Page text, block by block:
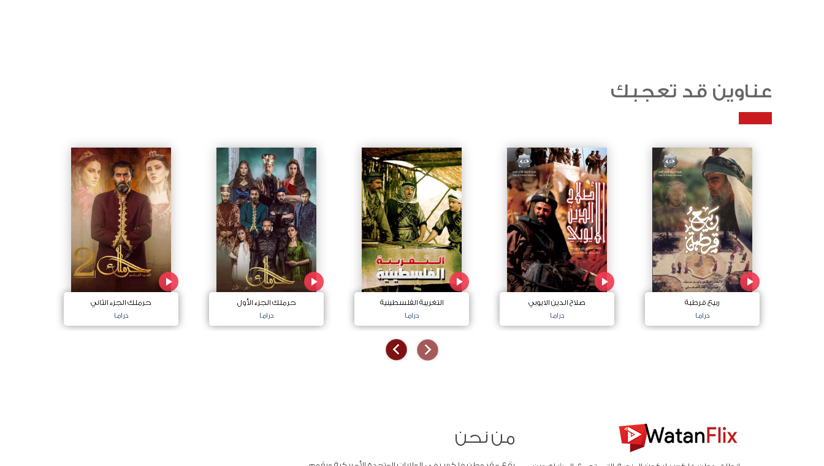
عناوين قد تعجبك
ربيع قرطبة
دراما
صلاح الدين الايوبي
دراما
التغريبة الفلسطينية
دراما
حرملك الجزء الأول
دراما
حرملك الجزء الثاني
دراما
من نحن